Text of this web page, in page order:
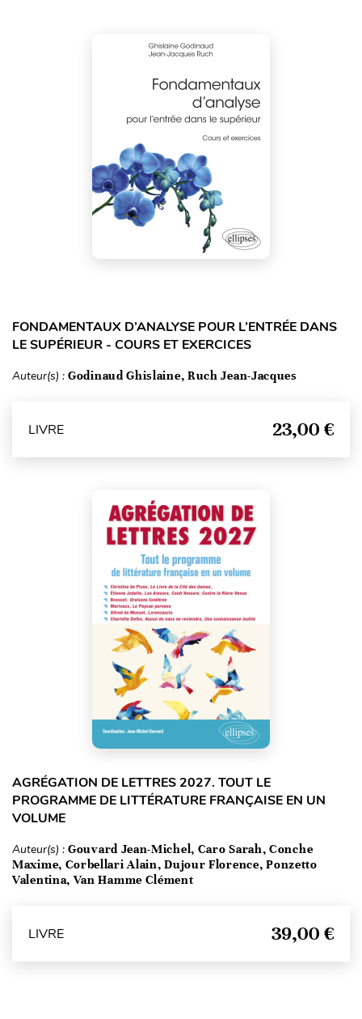
FONDAMENTAUX D’ANALYSE POUR L’ENTRÉE DANS
LE SUPÉRIEUR - COURS ET EXERCICES
Auteur(s) : Godinaud Ghislaine, Ruch Jean-Jacques
LIVRE 23,00 €
AGRÉGATION DE LETTRES 2027. TOUT LE
PROGRAMME DE LITTÉRATURE FRANÇAISE EN UN
VOLUME
Auteur(s) : Gouvard Jean-Michel, Caro Sarah, Conche
Maxime, Corbellari Alain, Dujour Florence, Ponzetto
Valentina, Van Hamme Clément
LIVRE 39,00 €